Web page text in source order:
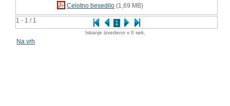
1 - 1 / 1 1
Celotno besedilo (1,69 MB)
Iskanje izvedeno v 0 sek.
Na vrh